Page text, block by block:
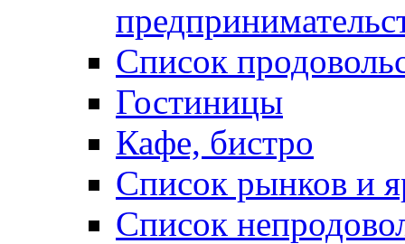
Список
Гостиницы
Кафе, бистро
Cписок рынков и
Список